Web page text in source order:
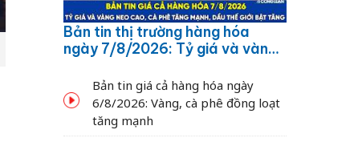
Bản tin thị trường hàng hóa
ngày 7/8/2026: Tỷ giá và vàng
dầu thế giới bật tăng
Bản tin giá cả hàng hóa ngày
6/8/2026: Vàng, cà phê đồng loạt
tăng mạnh